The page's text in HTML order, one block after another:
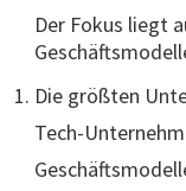
Der Fokus liegt
Die größten
Tech-